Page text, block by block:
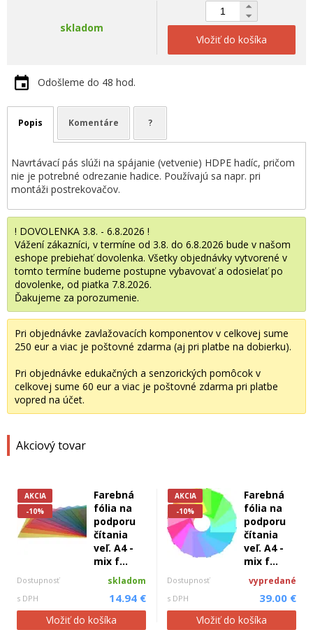
! DOVOLENKA 3.8. - 6.8.2026 !
Vážení zákazníci, v termíne od 3.8. do 6.8.2026 bude v našom
eshope prebiehať dovolenka. Všetky objednávky vytvorené v
tomto termíne budeme postupne vybavovať a odosielať po
dovolenke, od piatka 7.8.2026.
Ďakujeme za porozumenie.
Pri objednávke zavlažovacích komponentov v celkovej sume
250 eur a viac je poštovné zdarma (aj pri platbe na dobierku).
Pri objednávke edukačných a senzorických pomôcok v
celkovej sume 60 eur a viac je poštovné zdarma pri platbe
vopred na účet.
Akciový tovar
AKCIA
-10%
Farebná
fólia na
podporu
čítania
veľ. A4 -
mix f...
Dostupnosť skladom
s DPH 14.94 €
Vložiť do košíka
AKCIA
-10%
Farebná
fólia na
podporu
čítania
veľ. A4 -
mix f...
Dostupnosť vypredané
s DPH 39.00 €
Vložiť do košíka
skladom
Vložiť do košíka
Odošleme do 48 hod.
Popis Komentáre ?
Navrtávací pás slúži na spájanie (vetvenie) HDPE hadíc, pričom
nie je potrebné odrezanie hadice. Používajú sa napr. pri
montáži postrekovačov.